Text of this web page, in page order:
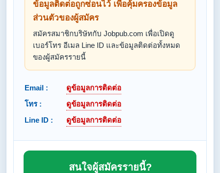
ข้อมูลติดต่อถูกซ่อนไว้ เพื่อคุ้มครองข้อมูล
ส่วนตัวของผู้สมัคร
สมัครสมาชิกบริษัทกับ Jobpub.com เพื่อเปิดดู
เบอร์โทร อีเมล Line ID และข้อมูลติดต่อทั้งหมด
ของผู้สมัครรายนี้
Email :
ดูข้อมูลการติดต่อ
โทร :
ดูข้อมูลการติดต่อ
Line ID :
ดูข้อมูลการติดต่อ
สนใจผู้สมัครรายนี้?